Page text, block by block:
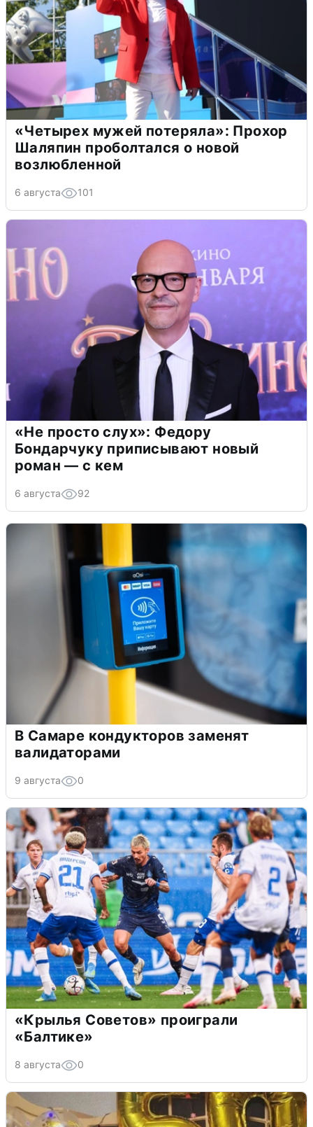
«Четырех мужей потеряла»: Прохор
Шаляпин проболтался о новой
возлюбленной
6 августа 101
«Не просто слух»: Федору
Бондарчуку приписывают новый
роман — с кем
6 августа 92
В Самаре кондукторов заменят
валидаторами
9 августа 0
«Крылья Советов» проиграли
«Балтике»
8 августа 0